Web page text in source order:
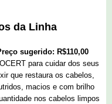
da Linha
sugerido: R$110,00
para cuidar dos seus
que restaura os cabelos,
macios e com brilho
nos cabelos limpos